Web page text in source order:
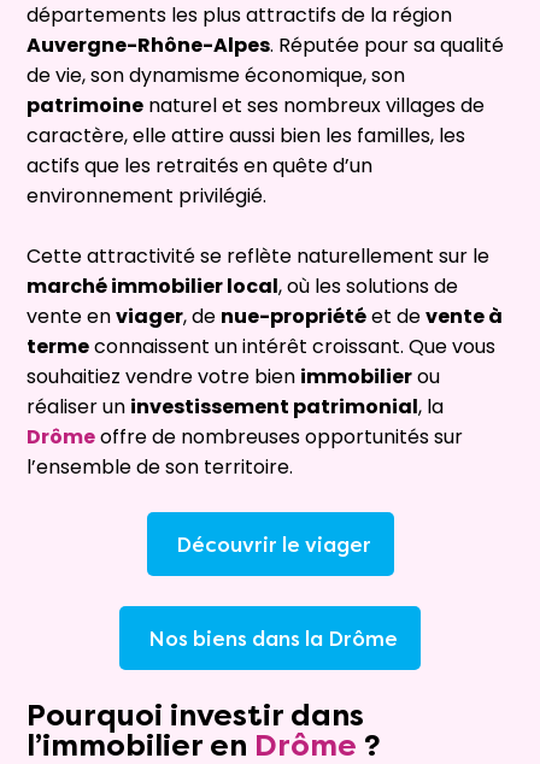
départements les plus attractifs de la région
Auvergne-Rhône-Alpes. Réputée pour sa qualité
de vie, son dynamisme économique, son
patrimoine naturel et ses nombreux villages de
caractère, elle attire aussi bien les familles, les
actifs que les retraités en quête d’un
environnement privilégié.
Cette attractivité se reflète naturellement sur le
marché immobilier local, où les solutions de
vente enviager, de nue-propriétéet devente à
termeconnaissent un intérêt croissant. Que vous
souhaitiez vendre votre bien immobilierou
réaliser un investissement patrimonial, la
Drômeoffre de nombreuses opportunités sur
l’ensemble de son territoire.
Découvrir le viager
Nos biens dans la Drôme
Pourquoi investir dans
l’immobilier en Drôme ?